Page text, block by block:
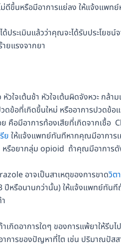
ม่ดีขึ้นหรือมีอาการแย่ลง ให้แจ้งแพท
ประเมินแล้วว่าคุณจะได้รับประโยช
ยแรงจากยา
วใจเต้นช้า หัวใจเต้นผิดจังหวะ กล้
ข้อที่เกิดขึ้นใหม่ หรืออาการปวดข้อ
ย คือมีอาการท้องเสียที่เกิดจากเ
ย ให้แจ้งแพทย์ทันทีหากคุณมีอาการ
หรือยากลุ่ม opioid ถ้าคุณมีอาการดั
อาจเป็นสาเหตุของการขาดวิต
ปีหรือนานกว่านั้น) ให้แจ้งแพทย์ทัน
เกิดอาการใดๆ ของการแพ้ยาให้รี
าการของปัญหาที่ไต เช่น ปริมาณปัส